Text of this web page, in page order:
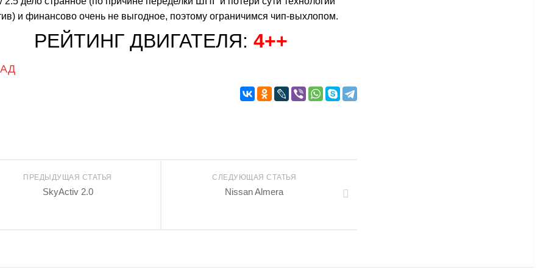
и финансово очень не выгодное, поэтому ограничимся чип-выхлопом.
РЕЙТИНГ ДВИГАТЕЛЯ: 4++
СЛЕДУЮЩАЯ СТАТЬЯ
Nissan Almera
ПРЕДЫДУЩАЯ СТАТЬЯ
SkyActiv 2.0